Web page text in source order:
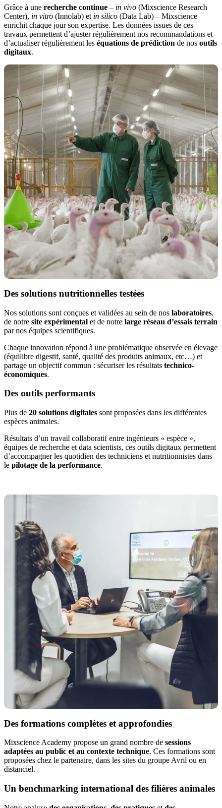
Grâce à une recherche continue – in vivo (Mixscience Research
Center), in vitro (Innolab) et in silico (Data Lab) – Mixscience
enrichit chaque jour son expertise. Les données issues de ces
travaux permettent d’ajuster régulièrement nos recommandations et
d’actualiser régulièrement les équations de prédiction de nos outils
digitaux.
Des solutions nutritionnelles testées
Nos solutions sont conçues et validées au sein de nos laboratoires,
de notre site expérimental et de notre large réseau d’essais terrain
par nos équipes scientifiques.
Chaque innovation répond à une problématique observée en élevage
(équilibre digestif, santé, qualité des produits animaux, etc…) et
partage un objectif commun : sécuriser les résultats technico-
économiques.
Des outils performants
Plus de 20 solutions digitales sont proposées dans les différentes
espèces animales.
Résultats d’un travail collaboratif entre ingénieurs « espèce »,
équipes de recherche et data scientists, ces outils digitaux permettent
d’accompagner les quotidien des techniciens et nutritionnistes dans
le pilotage de la performance.
Des formations complètes et approfondies
Mixscience Academy propose un grand nombre de sessions
adaptées au public et au contexte technique. Ces formations sont
proposées chez le partenaire, dans les sites du groupe Avril ou en
distanciel.
Un benchmarking international des filières animales